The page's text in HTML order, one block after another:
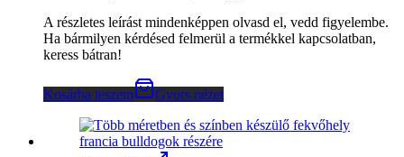
A részletes leírást mindenképpen olvasd el, vedd figyelembe.
Ha bármilyen kérdésed felmerül a termékkel kapcsolatban,
keress bátran!
Kosárba teszem Gyors nézet